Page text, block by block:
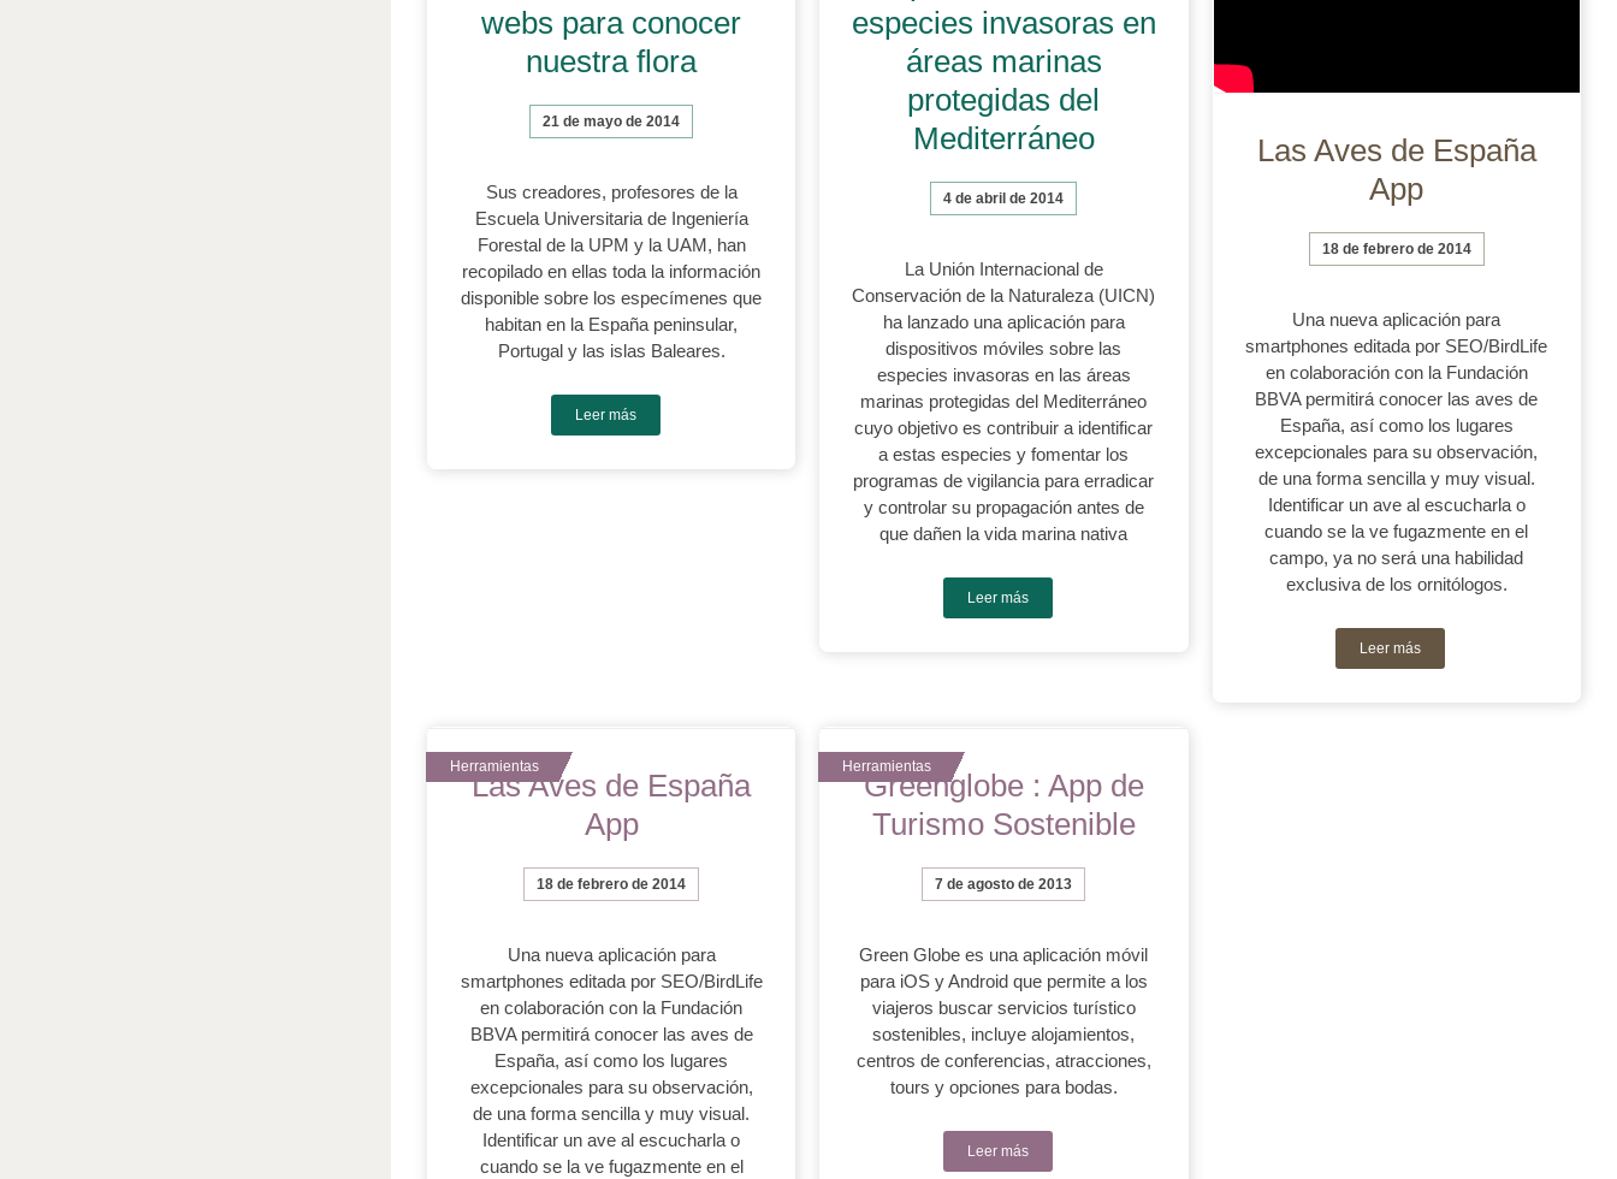
webs para conocer
nuestra flora
21 de mayo de 2014
Sus creadores, profesores de la
Escuela Universitaria de Ingeniería
Forestal de la UPM y la UAM, han
recopilado en ellas toda la información
disponible sobre los especímenes que
habitan en la España peninsular,
Portugal y las islas Baleares.
Leer más
especies invasoras en
áreas marinas
protegidas del
Mediterráneo
4 de abril de 2014
La Unión Internacional de
Conservación de la Naturaleza (UICN)
ha lanzado una aplicación para
dispositivos móviles sobre las
especies invasoras en las áreas
marinas protegidas del Mediterráneo
cuyo objetivo es contribuir a identificar
a estas especies y fomentar los
programas de vigilancia para erradicar
y controlar su propagación antes de
que dañen la vida marina nativa
Leer más
Las Aves de España
App
18 de febrero de 2014
Una nueva aplicación para
smartphones editada por SEO/BirdLife
en colaboración con la Fundación
BBVA permitirá conocer las aves de
España, así como los lugares
excepcionales para su observación,
de una forma sencilla y muy visual.
Identificar un ave al escucharla o
cuando se la ve fugazmente en el
campo, ya no será una habilidad
exclusiva de los ornitólogos.
Leer más
Las Aves de España
App
18 de febrero de 2014
Una nueva aplicación para
smartphones editada por SEO/BirdLife
en colaboración con la Fundación
BBVA permitirá conocer las aves de
España, así como los lugares
excepcionales para su observación,
de una forma sencilla y muy visual.
Identificar un ave al escucharla o
cuando se la ve fugazmente en el
Greenglobe : App de
Turismo Sostenible
7 de agosto de 2013
Green Globe es una aplicación móvil
para iOS y Android que permite a los
viajeros buscar servicios turístico
sostenibles, incluye alojamientos,
centros de conferencias, atracciones,
tours y opciones para bodas.
Leer más